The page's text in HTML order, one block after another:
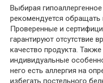
Выбирая
рекомендуется обращать
Проверенные и
гарантируют отсутствие
качество продукта.
индивидуальные
него есть аллергия на
избегать постельного